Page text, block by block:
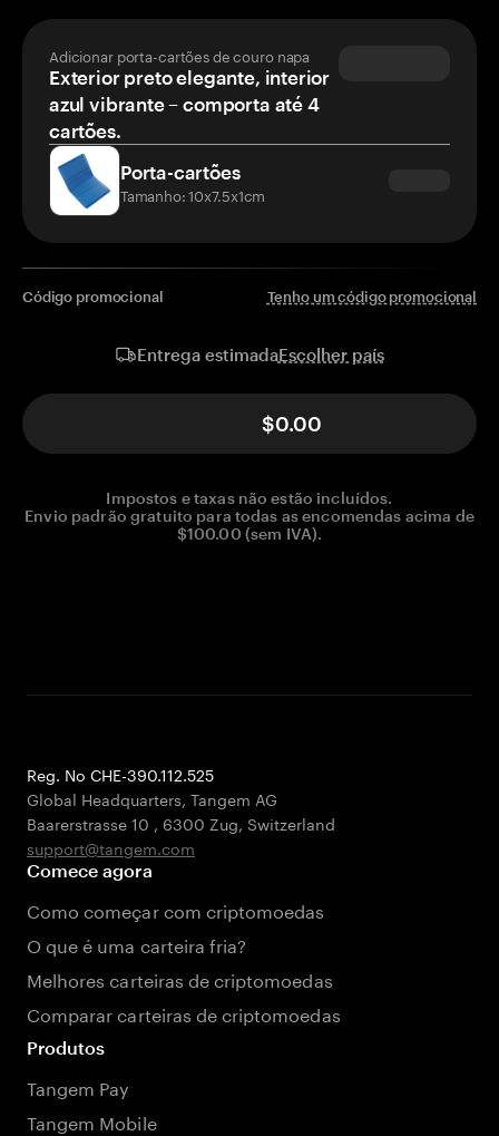
Adicionar porta-cartões de couro napa
Exterior preto elegante, interior
azul vibrante – comporta até 4
cartões.
Porta-cartões
Tamanho: 10x7.5x1cm
Código promocional Tenho um código promocional
Entrega estimadaEscolher país
$0.00
Impostos e taxas não estão incluídos.
Envio padrão gratuito para todas as encomendas acima de
$100.00 (sem IVA).
Reg. No CHE-390.112.525
Global Headquarters, Tangem AG
Baarerstrasse 10 , 6300 Zug, Switzerland
support@tangem.com
Comece agora
Como começar com criptomoedas
O que é uma carteira fria?
Melhores carteiras de criptomoedas
Comparar carteiras de criptomoedas
Produtos
Tangem Pay
Tangem Mobile